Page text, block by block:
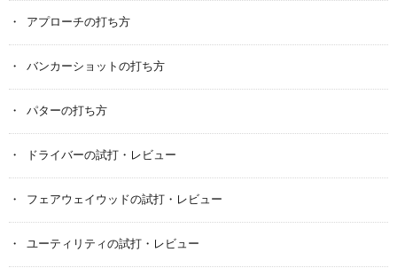
アプローチの打ち方
バンカーショットの打ち方
パターの打ち方
ドライバーの試打・レビュー
フェアウェイウッドの試打・レビュー
ユーティリティの試打・レビュー